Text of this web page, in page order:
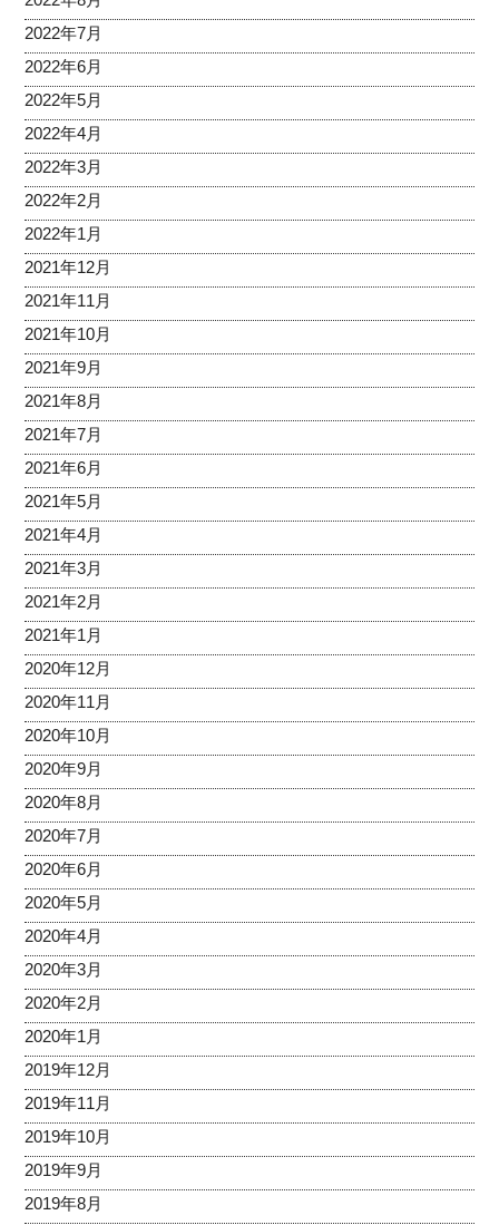
2022年7月
2022年6月
2022年5月
2022年4月
2022年3月
2022年2月
2022年1月
2021年12月
2021年11月
2021年10月
2021年9月
2021年8月
2021年7月
2021年6月
2021年5月
2021年4月
2021年3月
2021年2月
2021年1月
2020年12月
2020年11月
2020年10月
2020年9月
2020年8月
2020年7月
2020年6月
2020年5月
2020年4月
2020年3月
2020年2月
2020年1月
2019年12月
2019年11月
2019年10月
2019年9月
2019年8月